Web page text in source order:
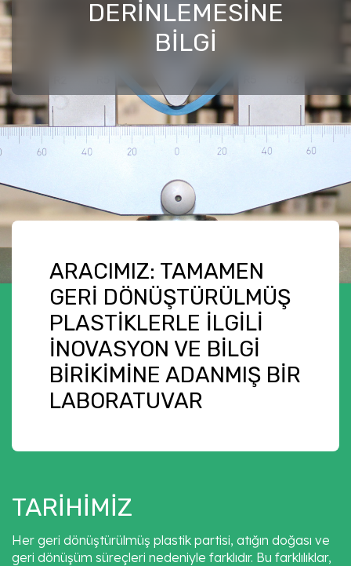
DERINLEMESINE
BILGI
ARACIMIZ: TAMAMEN
GERI DÖNÜŞTÜRÜLMÜŞ
PLASTIKLERLE ILGILI
INOVASYON VE BILGI
BIRIKIMINE ADANMIŞ BIR
LABORATUVAR
TARIHIMIZ
Her geri dönüştürülmüş plastik partisi, atığın doğası ve
geri dönüşüm süreçleri nedeniyle farklıdır. Bu farklılıklar,